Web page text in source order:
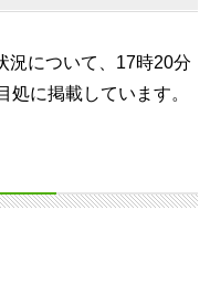
況について、17時20分
処に掲載しています。